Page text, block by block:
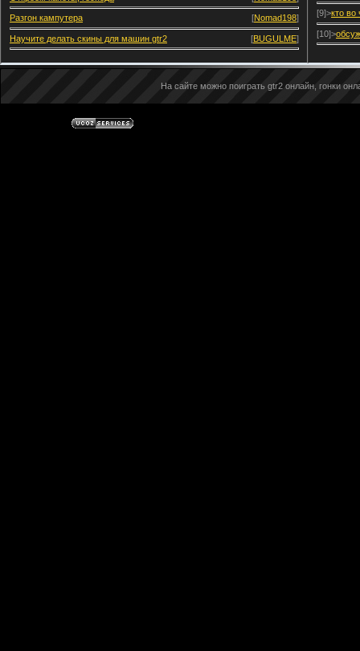
Разгон кампутера [Nomad198]
Научите делать скины для машин gtr2 [BUGULME]
[9]>кто во
[10]>
На сайте можно поиграть gtr2 онлайн, гонки